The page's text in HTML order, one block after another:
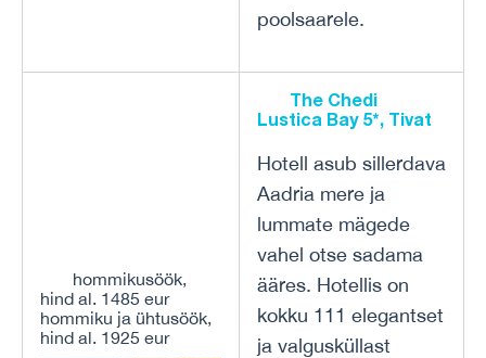
poolsaarele.
hommikusöök,
hind al. 1485 eur
hommiku ja ühtusöök,
hind al. 1925 eur
The Chedi
Lustica Bay 5*, Tivat
Hotell asub sillerdava
Aadria mere ja
lummate mägede
vahel otse sadama
ääres. Hotellis on
kokku 111 elegantset
ja valgusküllast